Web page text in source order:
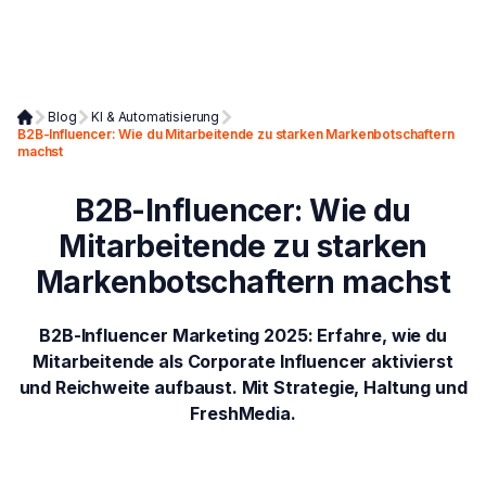
Blog
KI & Automatisierung
B2B-Influencer: Wie du Mitarbeitende zu starken Markenbotschaftern
machst
B2B-Influencer: Wie du
Mitarbeitende zu starken
Markenbotschaftern machst
B2B-Influencer Marketing 2025: Erfahre, wie du
Mitarbeitende als Corporate Influencer aktivierst
und Reichweite aufbaust. Mit Strategie, Haltung und
FreshMedia.